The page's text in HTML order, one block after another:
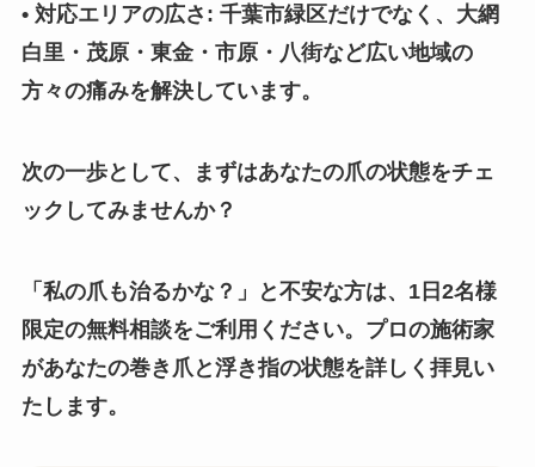
• 対応エリアの広さ: 千葉市緑区だけでなく、大網
白里・茂原・東金・市原・八街など広い地域の
方々の痛みを解決しています。
次の一歩として、まずはあなたの爪の状態をチェ
ックしてみませんか？
「私の爪も治るかな？」と不安な方は、1日2名様
限定の無料相談をご利用ください。プロの施術家
があなたの巻き爪と浮き指の状態を詳しく拝見い
たします。